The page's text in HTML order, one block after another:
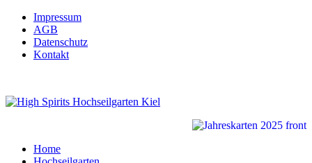
Impressum
AGB
Datenschutz
Kontakt
Home